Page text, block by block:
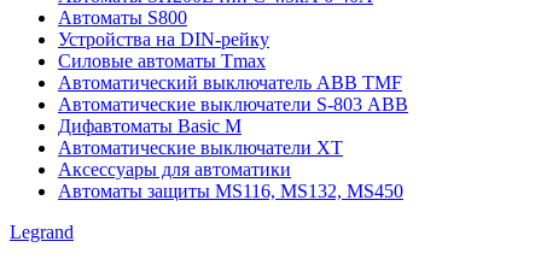
Автоматы S800
Устройства на DIN-рейку
Силовые автоматы Tmax
Автоматический выключатель ABB TMF
Автоматические выключатели S-803 АВВ
Дифавтоматы Basic M
Автоматические выключатели XT
Аксессуары для автоматики
Автоматы защиты MS116, MS132, MS450
Legrand